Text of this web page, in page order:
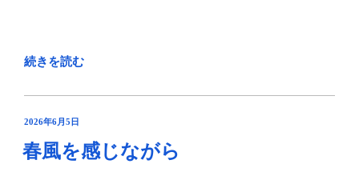
“初
の
海
を
眺
続きを読む
投
日:
2026年6月5日
春風を感じながら